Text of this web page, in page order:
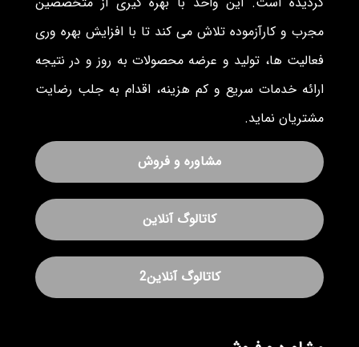
مجرب و کارآزموده تلاش می کند تا با افزایش بهره وری
فعالیت ها، تولید و عرضه محصولات به روز و در نتیجه
ارائه خدمات سریع و کم هزینه، اقدام به جلب رضایت
مشتریان نماید.
مشاوره و فروش
کاتالوگ آنلاین
کاتالوگ آنلاین2